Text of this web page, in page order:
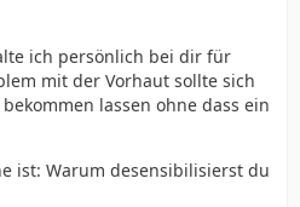
ich persönlich bei dir für
mit der Vorhaut sollte sich
lassen ohne dass ein
ist: Warum desensibilisierst du